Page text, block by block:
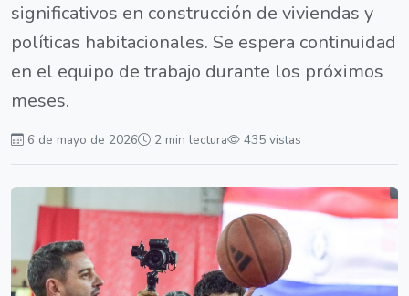
significativos en construcción de viviendas y
políticas habitacionales. Se espera continuidad
en el equipo de trabajo durante los próximos
meses.
6 de mayo de 2026 2 min lectura 435 vistas